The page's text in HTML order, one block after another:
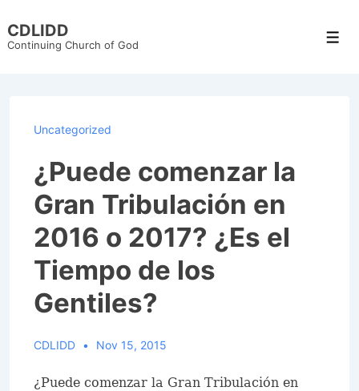
Skip
CDLIDD
Continuing Church of God
Uncategorized
¿Puede comenzar la
Gran Tribulación en
2016 o 2017? ¿Es el
Tiempo de los
Gentiles?
CDLIDD Nov 15, 2015
¿Puede comenzar la Gran Tribulación en